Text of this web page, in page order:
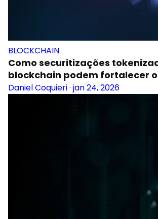
BLOCKCHAIN
Como securitizações
blockchain podem fortalecer
Daniel Coquieri· jan 24, 2026